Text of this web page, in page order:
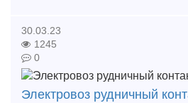
30.03.23
1245
0
Электровоз рудничный